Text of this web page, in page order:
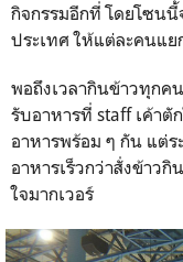
กิจกรรมอีกที่ โดยโซน
ประเทศ ให้แต่ละคนแ
พอถึงเวลากินข้าวทุกค
รับอาหารที่ staff เค้าตั
อาหารพร้อม ๆ กัน แต่ร
อาหารเร็วกว่าสั่งข้าว
ใจมากเวอร์